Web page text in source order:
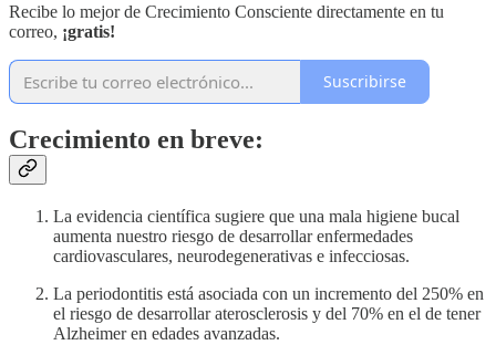
Recibe lo mejor de Crecimiento Consciente directamente en tu
correo, ¡gratis!
Suscribirse
Crecimiento en breve:
La evidencia científica sugiere que una mala higiene bucal
aumenta nuestro riesgo de desarrollar enfermedades
cardiovasculares, neurodegenerativas e infecciosas.
La periodontitis está asociada con un incremento del 250% en
el riesgo de desarrollar aterosclerosis y del 70% en el de tener
Alzheimer en edades avanzadas.